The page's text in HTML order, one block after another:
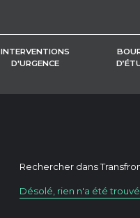
INTERVENTIONS
D'URGENCE
Rechercher dans
Désolé, rien n'a été